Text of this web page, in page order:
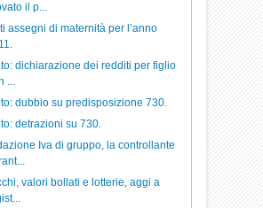
il p...
assegni di maternità per l’anno
dichiarazione dei redditi per figlio
...
dubbio su predisposizione 730.
detrazioni su 730.
Iva di gruppo, la controllante
valori bollati e lotterie, aggi a